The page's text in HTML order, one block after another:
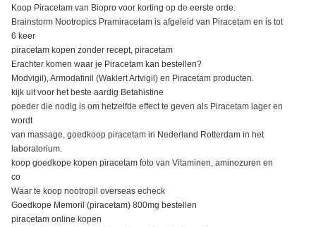
Koop Piracetam van Biopro voor korting op de eerste orde.
Brainstorm Nootropics Pramiracetam is afgeleid van Piracetam en is tot
6 keer
piracetam kopen zonder recept, piracetam
Erachter komen waar je Piracetam kan bestellen?
Modvigil), Armodafinil (Waklert Artvigil) en Piracetam producten.
kijk uit voor het beste aardig Betahistine
poeder die nodig is om hetzelfde effect te geven als Piracetam lager en
wordt
van massage, goedkoop piracetam in Nederland Rotterdam in het
laboratorium.
koop goedkope kopen piracetam foto van Vitaminen, aminozuren en
co
Waar te koop nootropil overseas echeck
Goedkope Memoril (piracetam) 800mg bestellen
piracetam online kopen